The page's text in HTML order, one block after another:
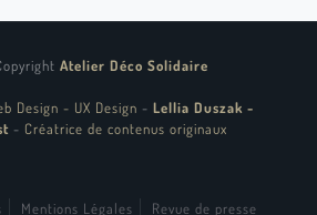
Atelier Déco Solidaire
Design - UX Design - Lellia Duszak -
- Créatrice de contenus originaux
Mentions Légales Revue de presse